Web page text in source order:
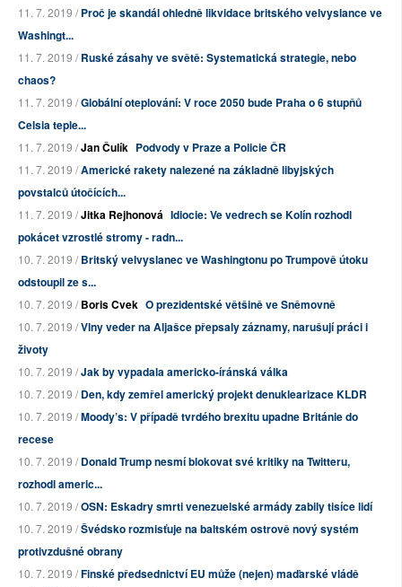
11. 7. 2019 /Proč je skandál ohledně likvidace britského velvyslance ve
Washingt...
11. 7. 2019 /Ruské zásahy ve světě: Systematická strategie, nebo
chaos?
11. 7. 2019 /Globální oteplování: V roce 2050 bude Praha o 6 stupňů
Celsia teple...
11. 7. 2019 /Jan Čulík Podvody v Praze a Policie ČR
11. 7. 2019 /Americké rakety nalezené na základně libyjských
povstalců útočících...
11. 7. 2019 /Jitka Rejhonová Idiocie: Ve vedrech se Kolín rozhodl
pokácet vzrostlé stromy - radn...
10. 7. 2019 /Britský velvyslanec ve Washingtonu po Trumpově útoku
odstoupil ze s...
10. 7. 2019 /Boris Cvek O prezidentské většině ve Sněmovně
10. 7. 2019 /Vlny veder na Aljašce přepsaly záznamy, narušují práci i
životy
10. 7. 2019 /Jak by vypadala americko-íránská válka
10. 7. 2019 /Den, kdy zemřel americký projekt denuklearizace KLDR
10. 7. 2019 /Moody’s: V případě tvrdého brexitu upadne Británie do
recese
10. 7. 2019 /Donald Trump nesmí blokovat své kritiky na Twitteru,
rozhodl americ...
10. 7. 2019 /OSN: Eskadry smrti venezuelské armády zabily tisíce lidí
10. 7. 2019 /Švédsko rozmisťuje na baltském ostrově nový systém
protivzdušné obrany
10. 7. 2019 /Finské předsednictví EU může (nejen) maďarské vládě